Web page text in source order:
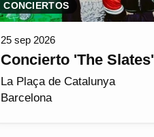
CONCIERTOS
25 sep 2026
Concierto 'The Slates'
La Plaça de Catalunya
Barcelona